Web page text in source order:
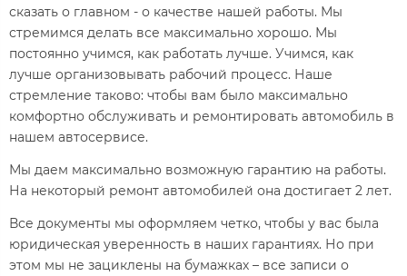
сказать о главном - о качестве нашей работы. Мы
стремимся делать все максимально хорошо. Мы
постоянно учимся, как работать лучше. Учимся, как
лучше организовывать рабочий процесс. Наше
стремление таково: чтобы вам было максимально
комфортно обслуживать и ремонтировать автомобиль в
нашем автосервисе.
Мы даем максимально возможную гарантию на работы.
На некоторый ремонт автомобилей она достигает 2 лет.
Все документы мы оформляем четко, чтобы у вас была
юридическая уверенность в наших гарантиях. Но при
этом мы не зациклены на бумажках – все записи о